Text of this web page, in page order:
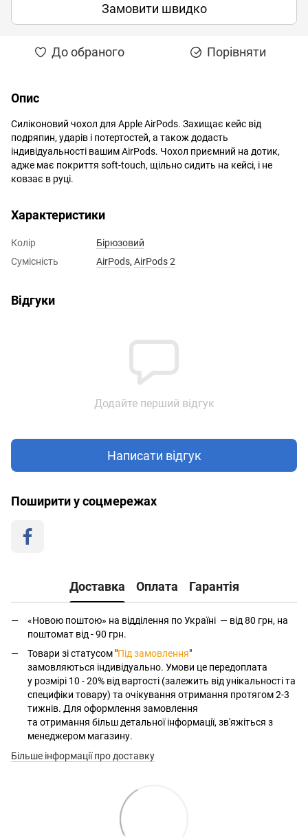
Замовити швидко
До обраного Порівняти
Опис
Силіконовий чохол для Apple AirPods. Захищає кейс від
подряпин, ударів і потертостей, а також додасть
індивідуальності вашим AirPods. Чохол приємний на дотик,
адже має покриття soft-touch, щільно сидить на кейсі, і не
ковзає в руці.
Характеристики
Колір
Бірюзовий
Сумісність
AirPods, AirPods 2
Відгуки
Додайте перший відгук
Написати відгук
Поширити у соцмережах
Доставка Оплата Гарантія
«Новою поштою» на відділення по Україні — від 80 грн, на
поштомат від - 90 грн.
Товари зі статусом "Під замовлення"
замовляються індивідуально. Умови це передоплата
у розмірі 10 - 20% від вартості (залежить від унікальності та
специфіки товару) та очікування отримання протягом 2-3
тижнів. Для оформлення замовлення
та отримання більш детальної інформації, зв'яжіться з
менеджером магазину.
Більше інформації про доставку